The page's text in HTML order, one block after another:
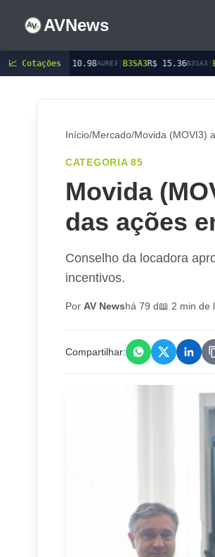
AVNews
📈 Cotações
10.98AURE3|B3SA3R$ 15.36B3SA3|BBAS3R$ 20.28
Início/Mercado/Movida (MOVI3)
CATEGORIA 85
Movida
das ações
Conselho da locadora
incentivos.
Por AV Newshá 79 d📖 2 min de
Compartilhar: